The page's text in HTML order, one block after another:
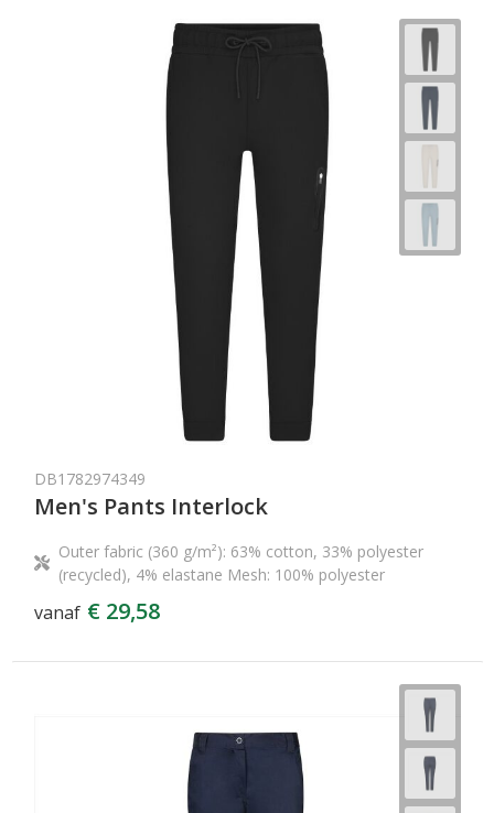
DB1782974349
Men's Pants Interlock
Outer fabric (360 g/m²): 63% cotton, 33% polyester
(recycled), 4% elastane Mesh: 100% polyester
vanaf € 29,58